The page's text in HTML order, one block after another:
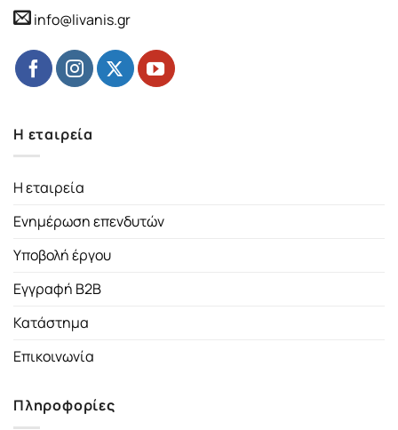
info@livanis.gr
Η εταιρεία
Η εταιρεία
Ενημέρωση επενδυτών
Υποβολή έργου
Εγγραφή B2B
Κατάστημα
Επικοινωνία
Πληροφορίες